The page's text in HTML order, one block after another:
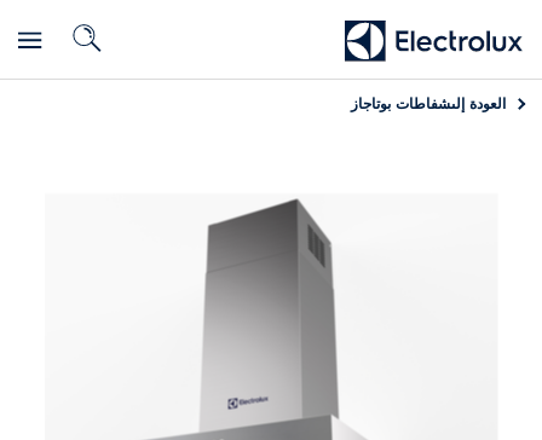
العودة إلىشفاطات بوتاجاز